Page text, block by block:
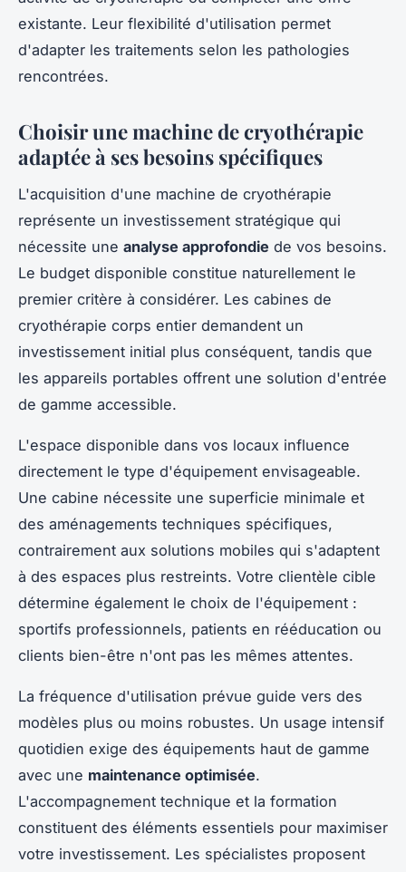
existante. Leur flexibilité d'utilisation permet
d'adapter les traitements selon les pathologies
rencontrées.
Choisir une machine de cryothérapie
adaptée à ses besoins spécifiques
L'acquisition d'une machine de cryothérapie
représente un investissement stratégique qui
nécessite une analyse approfondie de vos besoins.
Le budget disponible constitue naturellement le
premier critère à considérer. Les cabines de
cryothérapie corps entier demandent un
investissement initial plus conséquent, tandis que
les appareils portables offrent une solution d'entrée
de gamme accessible.
L'espace disponible dans vos locaux influence
directement le type d'équipement envisageable.
Une cabine nécessite une superficie minimale et
des aménagements techniques spécifiques,
contrairement aux solutions mobiles qui s'adaptent
à des espaces plus restreints. Votre clientèle cible
détermine également le choix de l'équipement :
sportifs professionnels, patients en rééducation ou
clients bien-être n'ont pas les mêmes attentes.
La fréquence d'utilisation prévue guide vers des
modèles plus ou moins robustes. Un usage intensif
quotidien exige des équipements haut de gamme
avec une maintenance optimisée.
L'accompagnement technique et la formation
constituent des éléments essentiels pour maximiser
votre investissement. Les spécialistes proposent